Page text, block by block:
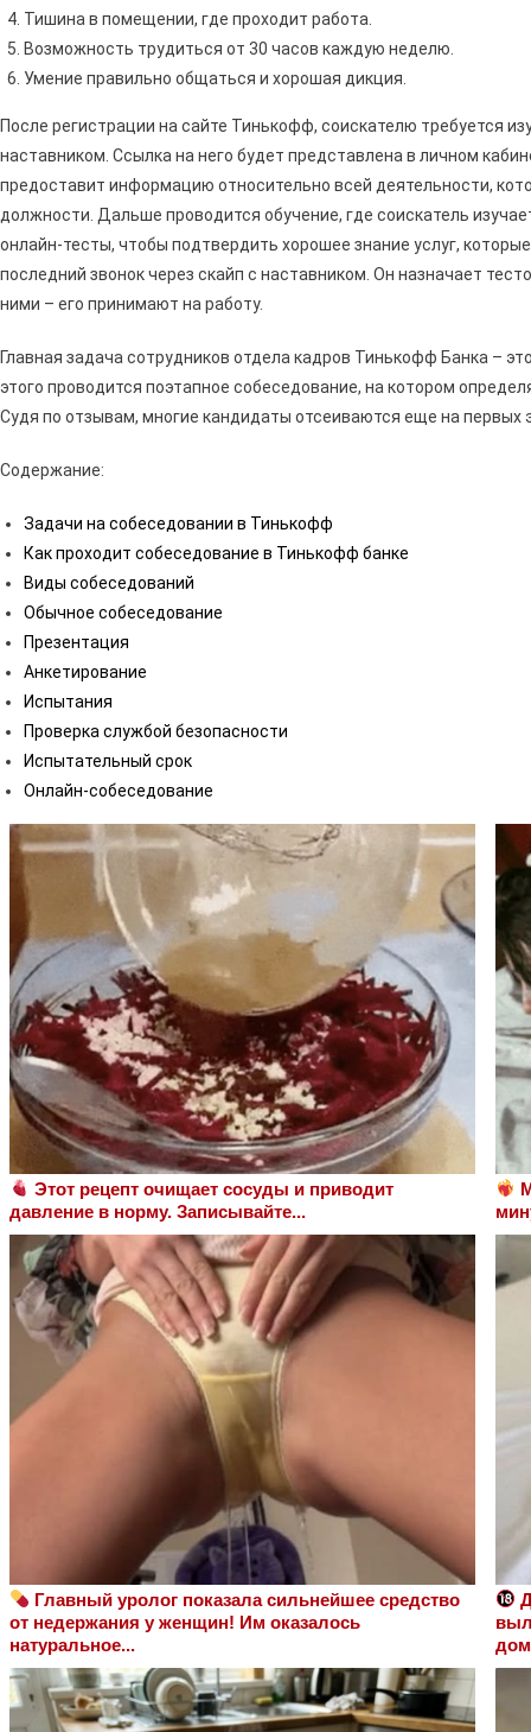
Тишина в помещении, где проходит работа.
Возможность трудиться от 30 часов каждую неделю.
Умение правильно общаться и хорошая дикция.
После регистрации на сайте Тинькофф, соискателю требуется
наставником. Ссылка на него будет представлена в личном
предоставит информацию относительно всей деятельности,
должности. Дальше проводится обучение, где соискатель
онлайн-тесты, чтобы подтвердить хорошее знание услуг,
последний звонок через скайп с наставником. Он назначает
ними – его принимают на работу.
Главная задача сотрудников отдела кадров Тинькофф Банка –
этого проводится поэтапное собеседование, на котором
Судя по отзывам, многие кандидаты отсеиваются еще на первых
Содержание:
Задачи на собеседовании в Тинькофф
Как проходит собеседование в Тинькофф банке
Виды собеседований
Обычное собеседование
Презентация
Анкетирование
Испытания
Проверка службой безопасности
Испытательный срок
Онлайн-собеседование
Этот рецепт очищает сосуды и приводит
давление в норму. Записывайте...
Главный уролог показала сильнейшее средство
от недержания у женщин! Им оказалось
натуральное...